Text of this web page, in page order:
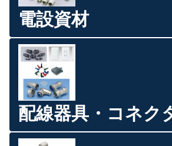
電設資材
配線器具・コネク